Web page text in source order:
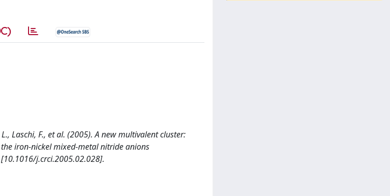
Laschi, F., et al. (2005). A new multivalent cluster:
iron-nickel mixed-metal nitride anions
[10.1016/j.crci.2005.02.028].